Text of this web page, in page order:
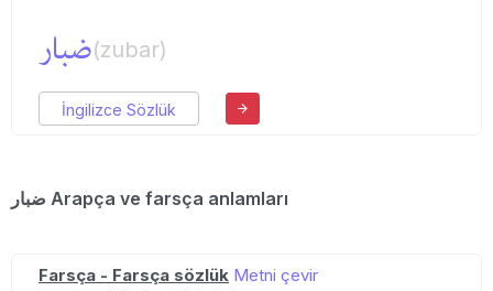
ضبار(zubar)
İngilizce Sözlük
ضبار Arapça ve farsça anlamları
Farsça - Farsça sözlük Metni çevir